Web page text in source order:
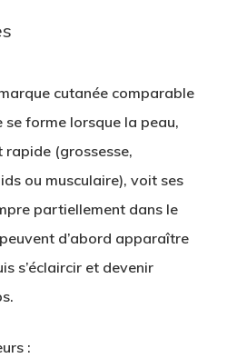
cutanée comparable
se forme lorsque la peau,
rapide (grossesse,
ou musculaire), voit ses
partiellement dans le
d’abord apparaître
s’éclaircir et devenir
: